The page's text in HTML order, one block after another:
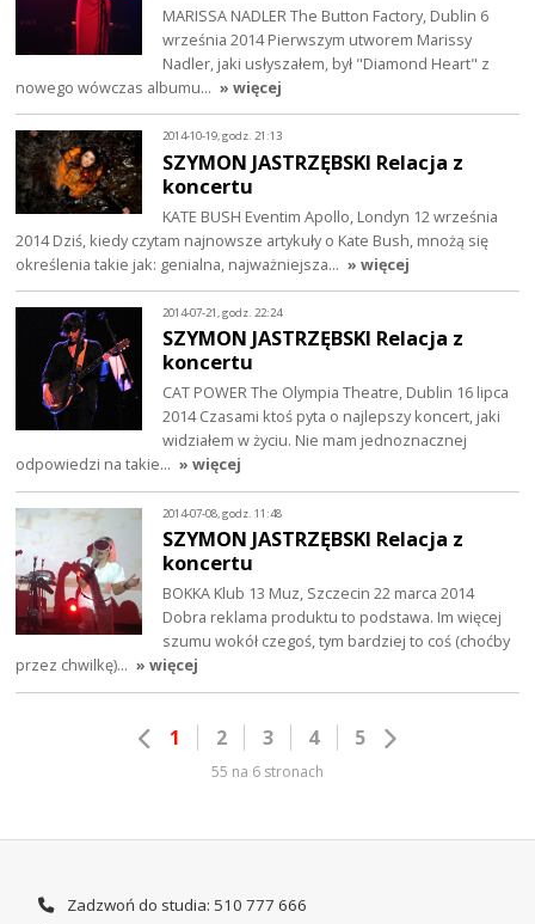
MARISSA NADLER The Button Factory, Dublin 6
września 2014 Pierwszym utworem Marissy
Nadler, jaki usłyszałem, był "Diamond Heart" z
nowego wówczas albumu… » więcej
2014-10-19, godz. 21:13
SZYMON JASTRZĘBSKI Relacja z
koncertu
KATE BUSH Eventim Apollo, Londyn 12 września
2014 Dziś, kiedy czytam najnowsze artykuły o Kate Bush, mnożą się
określenia takie jak: genialna, najważniejsza… » więcej
2014-07-21, godz. 22:24
SZYMON JASTRZĘBSKI Relacja z
koncertu
CAT POWER The Olympia Theatre, Dublin 16 lipca
2014 Czasami ktoś pyta o najlepszy koncert, jaki
widziałem w życiu. Nie mam jednoznacznej
odpowiedzi na takie… » więcej
2014-07-08, godz. 11:48
SZYMON JASTRZĘBSKI Relacja z
koncertu
BOKKA Klub 13 Muz, Szczecin 22 marca 2014
Dobra reklama produktu to podstawa. Im więcej
szumu wokół czegoś, tym bardziej to coś (choćby
przez chwilkę)… » więcej
1 2 3 4 5
55 na 6 stronach
Zadzwoń do studia: 510 777 666